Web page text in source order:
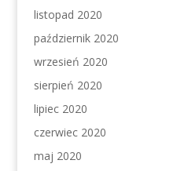
listopad 2020
październik 2020
wrzesień 2020
sierpień 2020
lipiec 2020
czerwiec 2020
maj 2020